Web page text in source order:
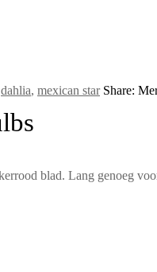
dahlia, mexican star Share:
blad. Lang genoeg